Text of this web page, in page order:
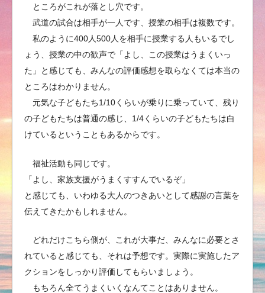
ところがこれが落とし穴です。
武道の試合は相手が一人です、授業の相手は複数です。
私のように400人500人を相手に授業する人もいるでし
ょう、授業の中の歓声で「よし、この授業はうまくいっ
た」と感じても、みんなの評価感想を取らなくては本当の
ところはわかりません。
元気な子どもたち1/10くらいが乗りに乗っていて、残り
の子どもたちは普通の感じ、1/4くらいの子どもたちは白
けているということもあるからです。
福祉活動も同じです。
「よし、家族支援がうまくすすんでいるぞ」
と感じても、いわゆる大人のつきあいとして感謝の言葉を
伝えてきたかもしれません。
どれだけこちら側が、これが大事だ、みんなに必要とさ
れていると感じても、それは予想です。実際に実施したア
クションをしっかり評価してもらいましょう。
もちろん全てうまくいくなんてことはありません。